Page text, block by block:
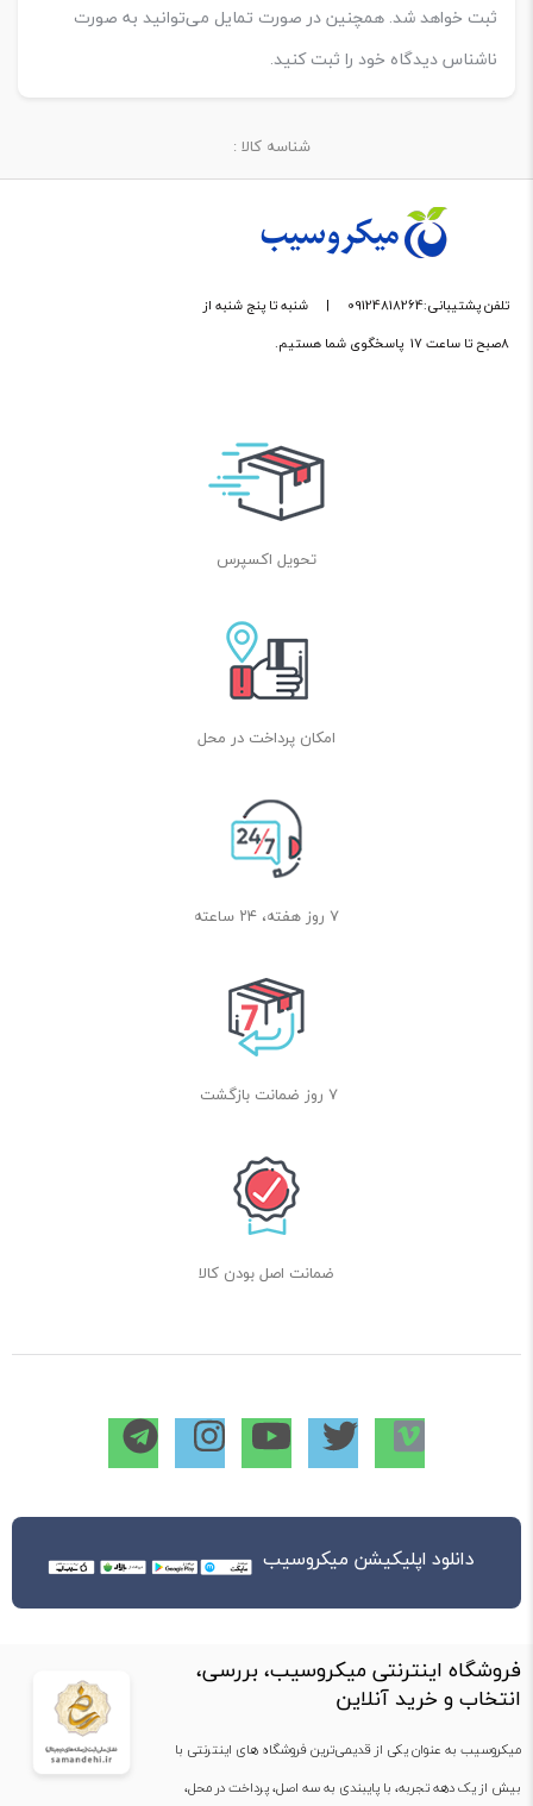
ثبت خواهد شد. همچنین در صورت تمایل می‌توانید به صورت
ناشناس دیدگاه خود را ثبت کنید.
شناسه کالا :
تلفن پشتیبانی:09124818264 |
شنبه تا پنج شنبه از
8صبح تا ساعت 17 پاسخگوی شما هستیم.
تحویل اکسپرس
امکان پرداخت در محل
۷ روز هفته، ۲۴ ساعته
7 روز ضمانت بازگشت
ضمانت اصل بودن کالا
دانلود اپلیکیشن میکروسیب
فروشگاه اینترنتی میکروسیب، بررسی،
انتخاب و خرید آنلاین
میکروسیب به عنوان یکی از قدیمی‌ترین فروشگاه های اینترنتی با
بیش از یک دهه تجربه، با پایبندی به سه اصل، پرداخت در محل،